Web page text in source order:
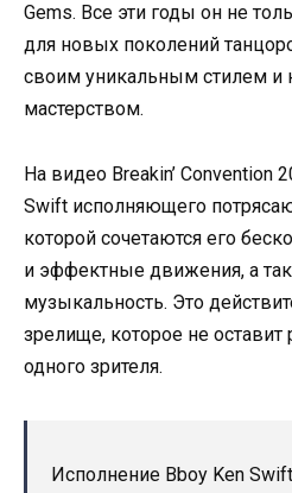
Gems. Все эти годы он не
для новых поколений
своим уникальным стилем и
мастерством.
На видео Breakin’
Swift исполняющего
которой сочетаются его
и эффектные движения, а
музыкальность. Это
зрелище, которое не
одного зрителя.
Исполнение Bboy Ken Swift